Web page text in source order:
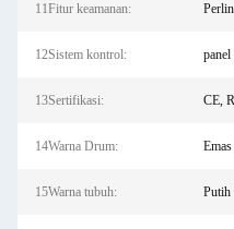
11Fitur keamanan:
12Sistem kontrol:
13Sertifikasi: CE,
14Warna Drum:
15Warna tubuh: Putih